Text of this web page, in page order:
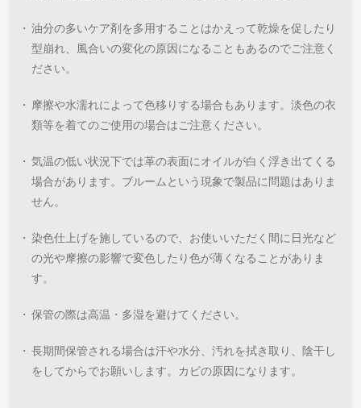
・ 油分の多いケア剤を多用することはかえって乾燥を促したり
型崩れ、風合いの変化の原因になることもあるのでご注意く
ださい。
・ 摩擦や水濡れによって色移りする場合もあります。淡色の衣
類等を着てのご使用の場合はご注意ください。
・ 気温の低い状況下では革の表面にオイルが白く浮き出てくる
場合があります。ブルームという現象で製品に問題はありま
せん。
・ 染色仕上げを施しているので、お使いいただく間に日光など
の光や摩擦の影響で変色したり色が薄くなることがありま
す。
・ 保管の際は高温・多湿を避けてください。
・ 長期間保管される場合は汗や水分、汚れを拭き取り、陰干し
をしてからでお願いします。カビの原因になります。